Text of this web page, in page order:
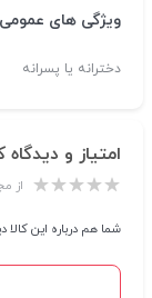
ویژگی های عمومی
دخترانه یا پسرانه
امتیاز و دیدگاه
از
شما هم درباره این کالا